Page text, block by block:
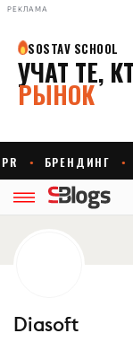
РЕКЛАМА
Diasoft